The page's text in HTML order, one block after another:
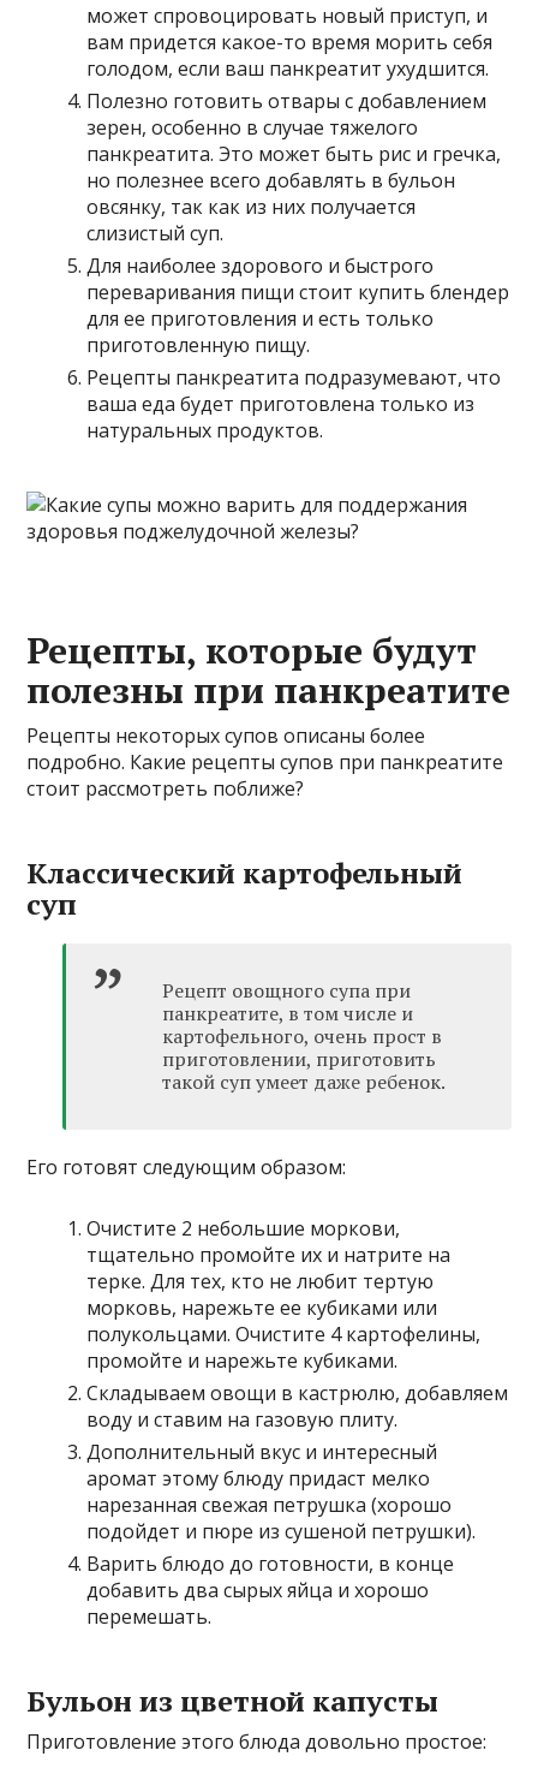
может спровоцировать новый приступ, и
вам придется какое-то время морить себя
голодом, если ваш панкреатит ухудшится.
Полезно готовить отвары с добавлением
зерен, особенно в случае тяжелого
панкреатита. Это может быть рис и гречка,
но полезнее всего добавлять в бульон
овсянку, так как из них получается
слизистый суп.
Для наиболее здорового и быстрого
переваривания пищи стоит купить блендер
для ее приготовления и есть только
приготовленную пищу.
Рецепты панкреатита подразумевают, что
ваша еда будет приготовлена ​​только из
натуральных продуктов.
Рецепты, которые будут
полезны при панкреатите
Рецепты некоторых супов описаны более
подробно. Какие рецепты супов при панкреатите
стоит рассмотреть поближе?
Классический картофельный
суп
Рецепт овощного супа при
панкреатите, в том числе и
картофельного, очень прост в
приготовлении, приготовить
такой суп умеет даже ребенок.
Его готовят следующим образом:
Очистите 2 небольшие моркови,
тщательно промойте их и натрите на
терке. Для тех, кто не любит тертую
морковь, нарежьте ее кубиками или
полукольцами. Очистите 4 картофелины,
промойте и нарежьте кубиками.
Складываем овощи в кастрюлю, добавляем
воду и ставим на газовую плиту.
Дополнительный вкус и интересный
аромат этому блюду придаст мелко
нарезанная свежая петрушка (хорошо
подойдет и пюре из сушеной петрушки).
Варить блюдо до готовности, в конце
добавить два сырых яйца и хорошо
перемешать.
Бульон из цветной капусты
Приготовление этого блюда довольно простое: